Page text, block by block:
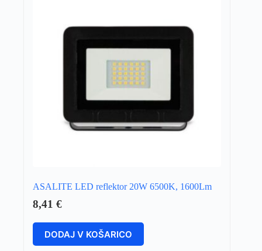
ASALITE LED reflektor 20W 6500K, 1600Lm
8,41 €
DODAJ V KOŠARICO